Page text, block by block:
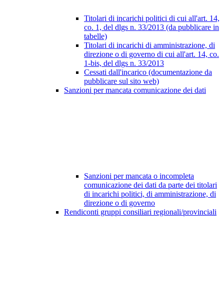
Titolari di incarichi politici di cui all'art. 14,
co. 1, del dlgs n. 33/2013 (da pubblicare in
tabelle)
Titolari di incarichi di amministrazione, di
direzione o di governo di cui all'art. 14, co.
1-bis, del dlgs n. 33/2013
Cessati dall'incarico (documentazione da
pubblicare sul sito web)
Sanzioni per mancata comunicazione dei dati
Sanzioni per mancata o incompleta
comunicazione dei dati da parte dei titolari
di incarichi politici, di amministrazione, di
direzione o di governo
Rendiconti gruppi consiliari regionali/provinciali